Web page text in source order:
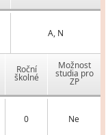
A, N
Roční
školné
Možnost
studia pro
ZP
0 Ne